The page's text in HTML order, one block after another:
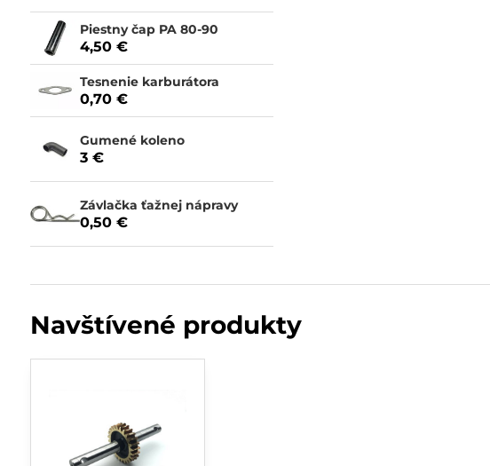
Piestny čap PA 80-90
4,50 €
Tesnenie karburátora
0,70 €
Gumené koleno
3 €
Závlačka ťažnej nápravy
0,50 €
Navštívené produkty